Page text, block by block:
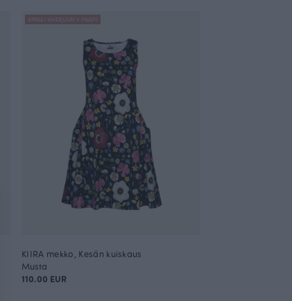
ANNULI VIHERJUURI X PAAPII
KIIRA mekko, Kesän kuiskaus
Musta
110.00 EUR